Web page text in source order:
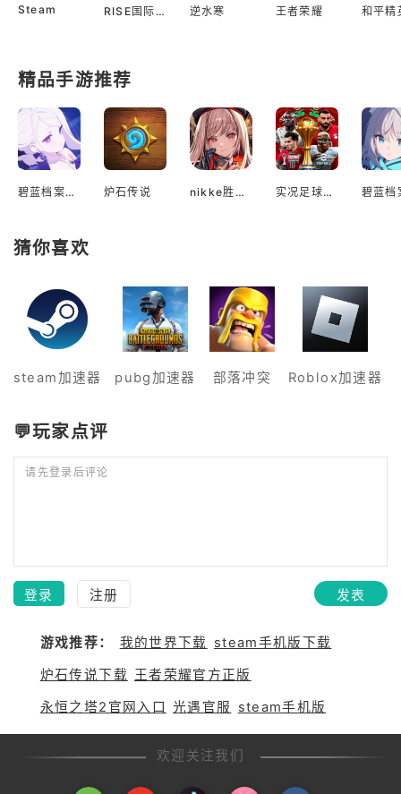
Steam RISE国际服 逆水寒 王者荣耀 和平精
精品手游推荐
碧蓝档案国际服 炉石传说 nikke胜利女神国际服 实况足球2022手游
猜你喜欢
steam加速器 pubg加速器 部落冲突 Roblox加速器
💬玩家点评
请先登录后评论
登录 注册 发表
游戏推荐： 我的世界下载 steam手机版下载
炉石传说下载 王者荣耀官方正版
永恒之塔2官网入口 光遇官服 steam手机版
欢迎关注我们